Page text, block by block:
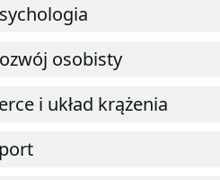
osobisty
i układ krążenia